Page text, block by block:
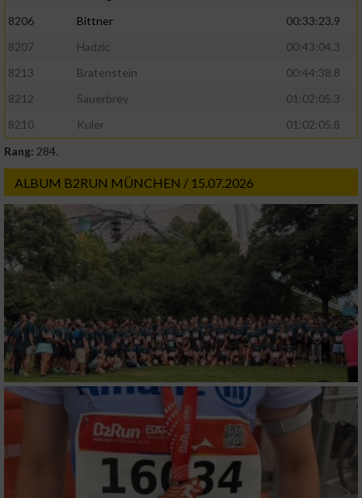
8206
Bittner
00:33:23.9
8207
Hadzic
00:43:04.3
8213
Bratenstein
00:44:38.8
8212
Sauerbrey
01:02:05.3
8210
Kuler
01:02:05.8
Rang: 284.
ALBUM B2RUN MÜNCHEN / 15.07.2026